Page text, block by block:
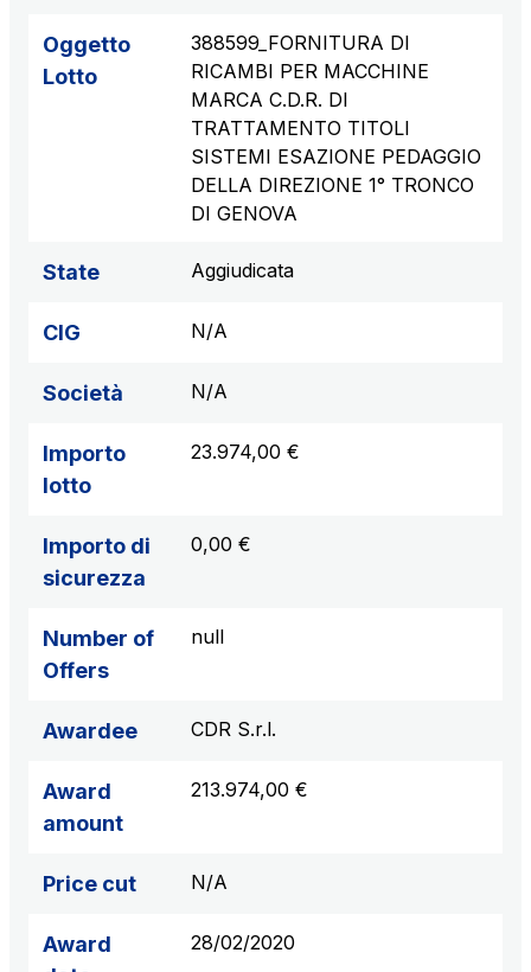
Oggetto
Lotto
388599_FORNITURA DI
RICAMBI PER MACCHINE
MARCA C.D.R. DI
TRATTAMENTO TITOLI
SISTEMI ESAZIONE PEDAGGIO
DELLA DIREZIONE 1° TRONCO
DI GENOVA
State Aggiudicata
CIG N/A
Società N/A
Importo
lotto
23.974,00 €
Importo di
sicurezza
0,00 €
Number of
Offers
null
Awardee CDR S.r.l.
Award
amount
213.974,00 €
Price cut N/A
Award
28/02/2020